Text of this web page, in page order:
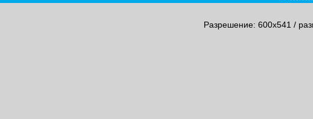
Разрешение: 600x541 /